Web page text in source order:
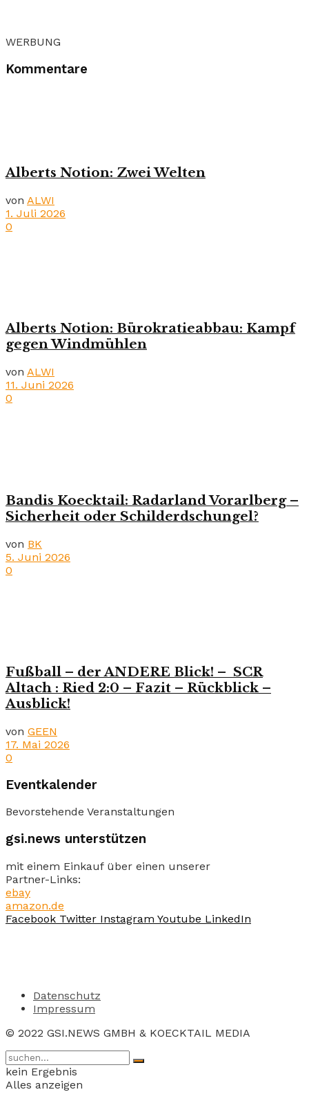
WERBUNG
Kommentare
Alberts Notion: Zwei Welten
von ALWI
1. Juli 2026
0
Alberts Notion: Bürokratieabbau: Kampf
gegen Windmühlen
von ALWI
11. Juni 2026
0
Bandis Koecktail: Radarland Vorarlberg –
Sicherheit oder Schilderdschungel?
von BK
5. Juni 2026
0
Fußball – der ANDERE Blick! – SCR
Altach : Ried 2:0 – Fazit – Rückblick –
Ausblick!
von GEEN
17. Mai 2026
0
Eventkalender
Bevorstehende Veranstaltungen
gsi.news unterstützen
mit einem Einkauf über einen unserer
Partner-Links:
ebay
amazon.de
Facebook Twitter Instagram Youtube LinkedIn
Datenschutz
Impressum
© 2022 GSI.NEWS GMBH & KOECKTAIL MEDIA
kein Ergebnis
Alles anzeigen